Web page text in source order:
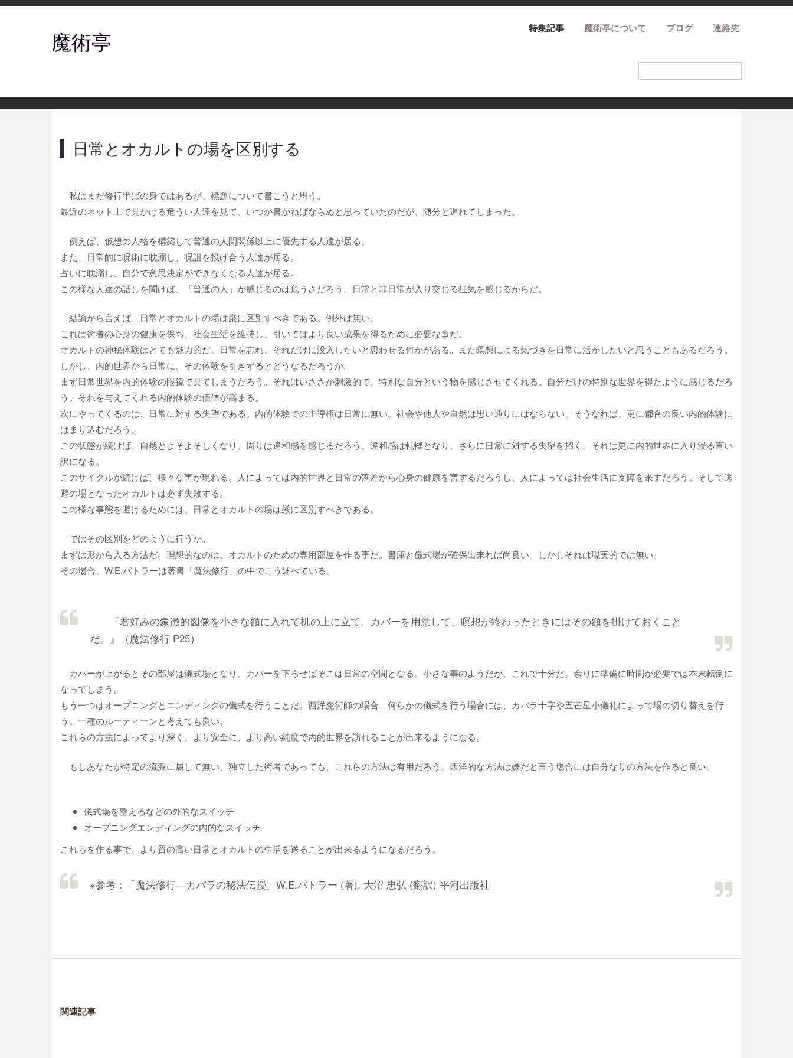
魔術亭 特集記事 魔術亭について ブログ 連絡先
日常とオカルトの場を区別する
私はまだ修行半ばの身ではあるが、標題について書こうと思う。
最近のネット上で見かける危うい人達を見て、いつか書かねばならぬと思っていたのだが、随分と遅れてしまった。
例えば、仮想の人格を構築して普通の人間関係以上に優先する人達が居る。
また、日常的に呪術に耽溺し、呪詛を投げ合う人達が居る。
占いに耽溺し、自分で意思決定ができなくなる人達が居る。
この様な人達の話しを聞けば、「普通の人」が感じるのは危うさだろう。日常と非日常が入り交じる狂気を感じるからだ。
結論から言えば、日常とオカルトの場は厳に区別すべきである。例外は無い。
これは術者の心身の健康を保ち、社会生活を維持し、引いてはより良い成果を得るために必要な事だ。
オカルトの神秘体験はとても魅力的だ。日常を忘れ、それだけに没入したいと思わせる何かがある。また瞑想による気づきを日常に活かしたいと思うこともあるだろう。
しかし、内的世界から日常に、その体験を引きずるとどうなるだろうか。
まず日常世界を内的体験の眼鏡で見てしまうだろう。それはいささか刺激的で、特別な自分という物を感じさせてくれる。自分だけの特別な世界を得たように感じるだろ
う。それを与えてくれる内的体験の価値が高まる。
次にやってくるのは、日常に対する失望である。内的体験での主導権は日常に無い。社会や他人や自然は思い通りにはならない。そうなれば、更に都合の良い内的体験に
はまり込むだろう。
この状態が続けば、自然とよそよそしくなり、周りは違和感を感じるだろう。違和感は軋轢となり、さらに日常に対する失望を招く。それは更に内的世界に入り浸る言い
訳になる。
このサイクルが続けば、様々な害が現れる。人によっては内的世界と日常の落差から心身の健康を害するだろうし、人によっては社会生活に支障を来すだろう。そして逃
避の場となったオカルトは必ず失敗する。
この様な事態を避けるためには、日常とオカルトの場は厳に区別すべきである。
ではその区別をどのように行うか。
まずは形から入る方法だ。理想的なのは、オカルトのための専用部屋を作る事だ。書庫と儀式場が確保出来れば尚良い。しかしそれは現実的では無い。
その場合、W.E.バトラーは著書「魔法修行」の中でこう述べている。
『君好みの象徴的図像を小さな額に入れて机の上に立て、カバーを用意して、瞑想が終わったときにはその額を掛けておくこと
だ。』（魔法修行 P25）
カバーが上がるとその部屋は儀式場となり、カバーを下ろせばそこは日常の空間となる。小さな事のようだが、これで十分だ。余りに準備に時間が必要では本末転倒に
なってしまう。
もう一つはオープニングとエンディングの儀式を行うことだ。西洋魔術師の場合、何らかの儀式を行う場合には、カバラ十字や五芒星小儀礼によって場の切り替えを行
う。一種のルーティーンと考えても良い。
これらの方法によってより深く、より安全に、より高い純度で内的世界を訪れることが出来るようになる。
もしあなたが特定の流派に属して無い、独立した術者であっても、これらの方法は有用だろう。西洋的な方法は嫌だと言う場合には自分なりの方法を作ると良い。
儀式場を整えるなどの外的なスイッチ
オープニングエンディングの内的なスイッチ
これらを作る事で、より質の高い日常とオカルトの生活を送ることが出来るようになるだろう。
※参考：「魔法修行―カバラの秘法伝授」W.E.バトラー (著), 大沼 忠弘 (翻訳) 平河出版社
関連記事